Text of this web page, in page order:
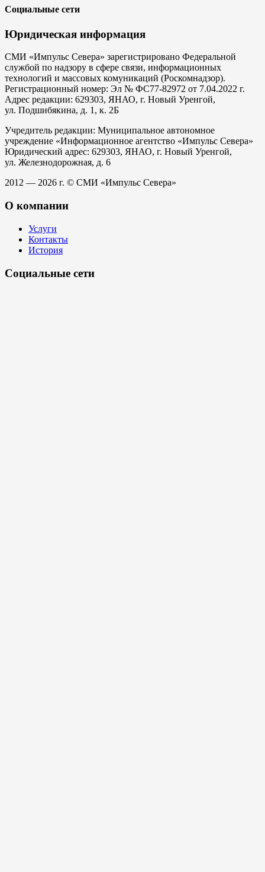
Социальные сети
Юридическая информация
СМИ «Импульс Севера» зарегистрировано Федеральной
службой по надзору в сфере связи, информационных
технологий и массовых комуникаций (Роскомнадзор).
Регистрационный номер: Эл № ФС77-82972 от 7.04.2022 г.
Адрес редакции: 629303, ЯНАО, г. Новый Уренгой,
ул. Подшибякина, д. 1, к. 2Б
Учредитель редакции: Муниципальное автономное
учреждение «Информационное агентство «Импульс Севера»
Юридический адрес: 629303, ЯНАО, г. Новый Уренгой,
ул. Железнодорожная, д. 6
2012 — 2026 г. © СМИ «Импульс Севера»
О компании
Услуги
Контакты
История
Социальные сети